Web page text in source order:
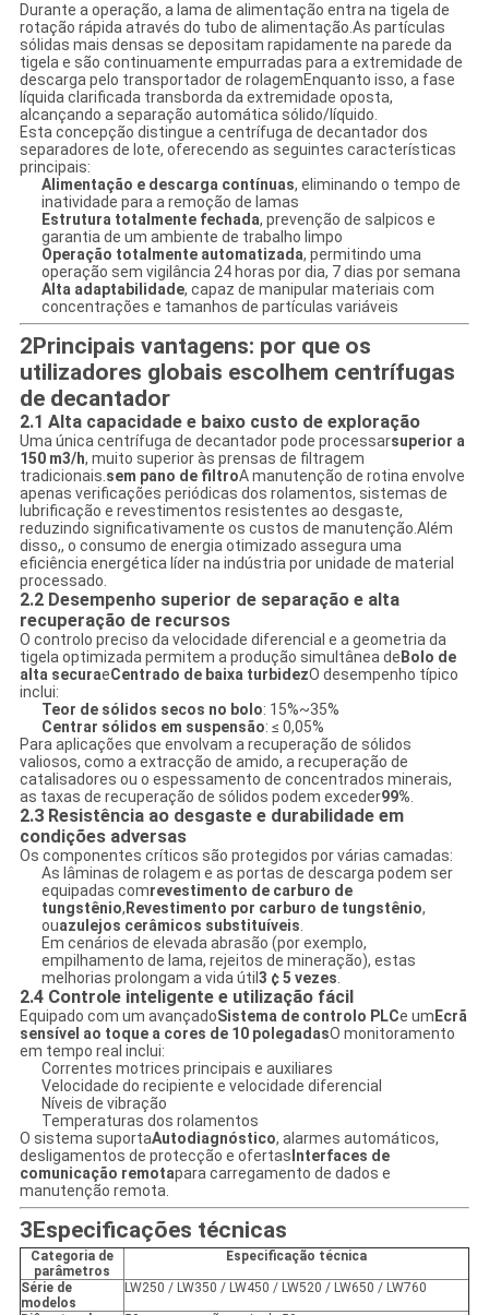
Durante a operação, a lama de alimentação entra na tigela de
rotação rápida através do tubo de alimentação.As partículas
sólidas mais densas se depositam rapidamente na parede da
tigela e são continuamente empurradas para a extremidade de
descarga pelo transportador de rolagemEnquanto isso, a fase
líquida clarificada transborda da extremidade oposta,
alcançando a separação automática sólido/líquido.
Esta concepção distingue a centrífuga de decantador dos
separadores de lote, oferecendo as seguintes características
principais:
Alimentação e descarga contínuas, eliminando o tempo de
inatividade para a remoção de lamas
Estrutura totalmente fechada, prevenção de salpicos e
garantia de um ambiente de trabalho limpo
Operação totalmente automatizada, permitindo uma
operação sem vigilância 24 horas por dia, 7 dias por semana
Alta adaptabilidade, capaz de manipular materiais com
concentrações e tamanhos de partículas variáveis
2Principais vantagens: por que os
utilizadores globais escolhem centrífugas
de decantador
2.1 Alta capacidade e baixo custo de exploração
Uma única centrífuga de decantador pode processarsuperior a
150 m3/h, muito superior às prensas de filtragem
tradicionais.sem pano de filtroA manutenção de rotina envolve
apenas verificações periódicas dos rolamentos, sistemas de
lubrificação e revestimentos resistentes ao desgaste,
reduzindo significativamente os custos de manutenção.Além
disso,, o consumo de energia otimizado assegura uma
eficiência energética líder na indústria por unidade de material
processado.
2.2 Desempenho superior de separação e alta
recuperação de recursos
O controlo preciso da velocidade diferencial e a geometria da
tigela optimizada permitem a produção simultânea de Bolo de
alta securaeCentrado de baixa turbidezO desempenho típico
inclui:
Teor de sólidos secos no bolo: 15%~35%
Centrar sólidos em suspensão: ≤ 0,05%
Para aplicações que envolvam a recuperação de sólidos
valiosos, como a extracção de amido, a recuperação de
catalisadores ou o espessamento de concentrados minerais,
as taxas de recuperação de sólidos podem exceder99%.
2.3 Resistência ao desgaste e durabilidade em
condições adversas
Os componentes críticos são protegidos por várias camadas:
As lâminas de rolagem e as portas de descarga podem ser
equipadas comrevestimento de carburo de
tungstênio, Revestimento por carburo de tungstênio,
ouazulejos cerâmicos substituíveis.
Em cenários de elevada abrasão (por exemplo,
empilhamento de lama, rejeitos de mineração), estas
melhorias prolongam a vida útil 3 ¢ 5 vezes.
2.4 Controle inteligente e utilização fácil
Equipado com um avançadoSistema de controlo PLCe um Ecrã
sensível ao toque a cores de 10 polegadasO monitoramento
em tempo real inclui:
Correntes motrices principais e auxiliares
Velocidade do recipiente e velocidade diferencial
Níveis de vibração
Temperaturas dos rolamentos
O sistema suportaAutodiagnóstico, alarmes automáticos,
desligamentos de protecção e ofertas Interfaces de
comunicação remotapara carregamento de dados e
manutenção remota.
3Especificações técnicas
Categoria de
parâmetros
Especificação técnica
Série de
modelos
LW250 / LW350 / LW450 / LW520 / LW650 / LW760